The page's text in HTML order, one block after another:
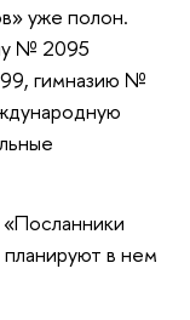
уже полон.
№ 2095
гимназию №
в нем